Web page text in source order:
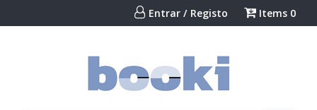
Entrar / Registo Items 0